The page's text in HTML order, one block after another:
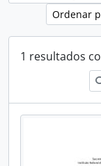
Ordenar
1 resultados